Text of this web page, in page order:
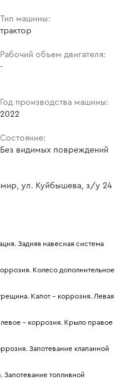
Тип машины:
трактор
Рабочий объем двигателя:
-
Год производства машины:
2022
Состояние:
Без видимых повреждений
ул. Куйбышева, з/у 24
Задняя навесная система
Колесо дополнительное
Капот - коррозия. Левая
- коррозия. Крыло правое
Запотевание клапанной
топливной